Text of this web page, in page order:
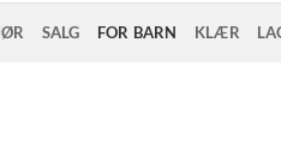
SALG FOR BARN KLÆR